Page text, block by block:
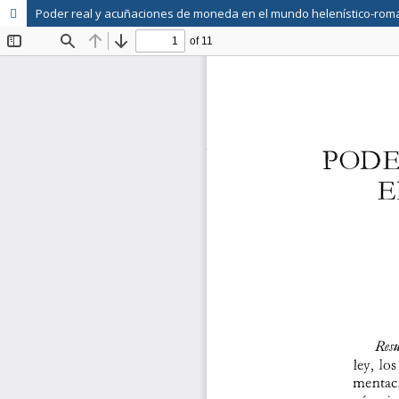
Poder real y acuñaciones de moneda en el mundo helenístico-